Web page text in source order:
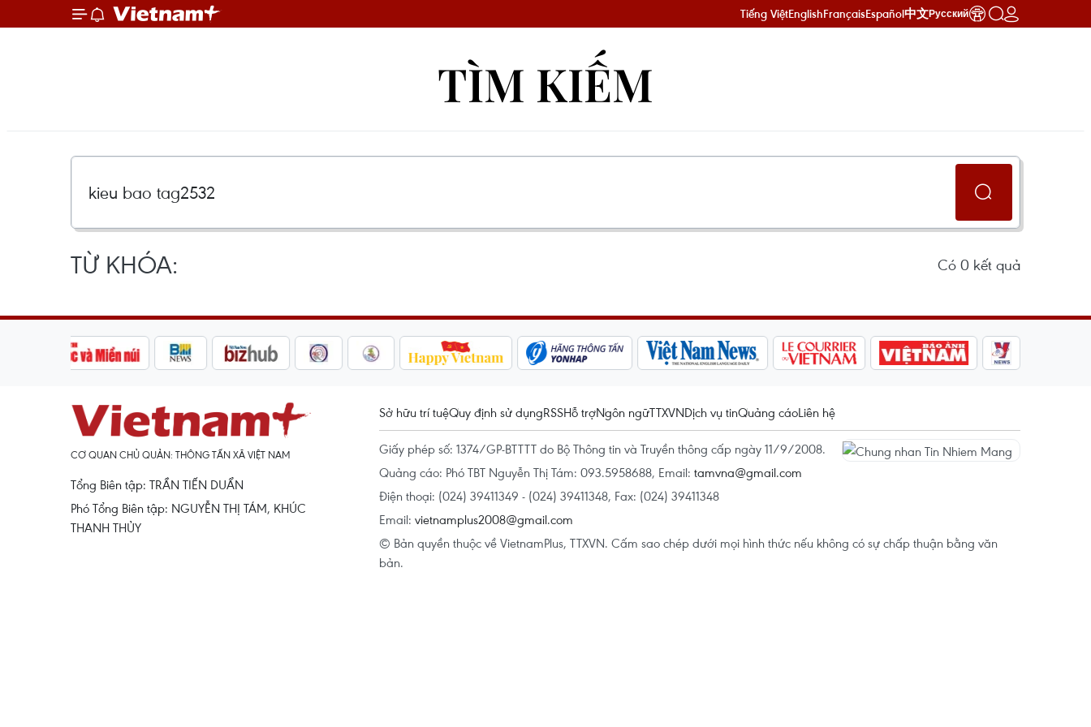
Tiếng ViệtEnglishFrançaisEspañol中文Русский
TÌM KIẾM
TỪ KHÓA: Có 0 kết quả
CƠ QUAN CHỦ QUẢN: THÔNG TẤN XÃ VIỆT NAM
Tổng Biên tập: TRẦN TIẾN DUẨN
Phó Tổng Biên tập: NGUYỄN THỊ TÁM, KHÚC
THANH THỦY
Sở hữu trí tuệQuy định sử dụngRSSHỗ trợNgôn ngữTTXVNDịch vụ tinQuảng cáoLiên hệ
Giấy phép số: 1374/GP-BTTTT do Bộ Thông tin và Truyền thông cấp ngày 11/9/2008.
Quảng cáo: Phó TBT Nguyễn Thị Tám: 093.5958688, Email: tamvna@gmail.com
Điện thoại: (024) 39411349 - (024) 39411348, Fax: (024) 39411348
Email: vietnamplus2008@gmail.com
© Bản quyền thuộc về VietnamPlus, TTXVN. Cấm sao chép dưới mọi hình thức nếu không có sự chấp thuận bằng văn
bản.